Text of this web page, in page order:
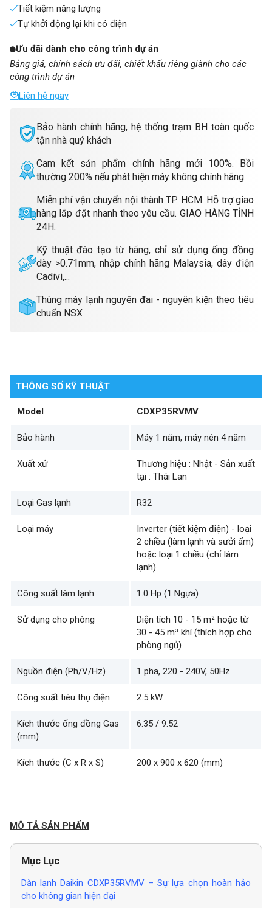
Tiết kiệm năng lượng
Tự khởi động lại khi có điện
Bảo hành chính hãng, hệ thống trạm BH toàn quốc
tận nhà quý khách
Cam kết sản phẩm chính hãng mới 100%. Bồi
thường 200% nếu phát hiện máy không chính hãng.
Miễn phí vận chuyển nội thành TP. HCM. Hỗ trợ giao
hàng lắp đặt nhanh theo yêu cầu. GIAO HÀNG TỈNH
24H.
Kỹ thuật đào tạo từ hãng, chỉ sử dụng ống đồng
dày >0.71mm, nhập chính hãng Malaysia, dây điện
Cadivi,...
Thùng máy lạnh nguyên đai - nguyên kiện theo tiêu
chuẩn NSX
Ưu đãi dành cho công trình dự án
Bảng giá, chính sách ưu đãi, chiết khấu riêng giành cho các
công trình dự án
Liên hệ ngay
THÔNG SỐ KỸ THUẬT
Model CDXP35RVMV
Bảo hành Máy 1 năm, máy nén 4 năm
Xuất xứ
Thương hiệu : Nhật - Sản xuất
tại : Thái Lan
Loại Gas lạnh R32
Loại máy
Inverter (tiết kiệm điện) - loại
2 chiều (làm lạnh và sưởi ấm)
hoặc loại 1 chiều (chỉ làm
lạnh)
Công suất làm lạnh 1.0 Hp (1 Ngựa)
Sử dụng cho phòng
Diện tích 10 - 15 m² hoặc từ
30 - 45 m³ khí (thích hợp cho
phòng ngủ)
Nguồn điện (Ph/V/Hz) 1 pha, 220 - 240V, 50Hz
Công suất tiêu thụ điện 2.5 kW
Kích thước ống đồng Gas
(mm)
6.35 / 9.52
Kích thước (C x R x S) 200 x 900 x 620 (mm)
MÔ TẢ SẢN PHẨM
Mục Lục
Dàn lạnh Daikin CDXP35RVMV – Sự lựa chọn hoàn hảo
cho không gian hiện đại